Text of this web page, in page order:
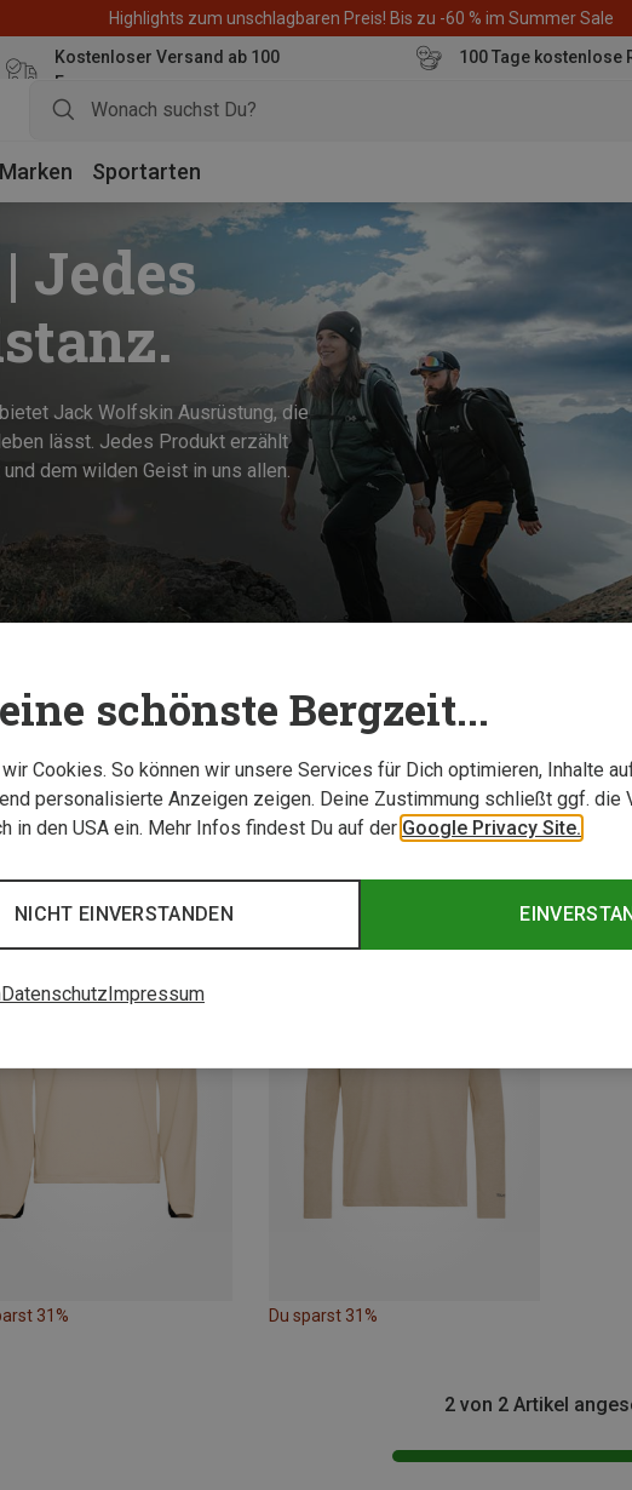
Highlights zum unschlagbaren Preis! Bis zu -60 % im Summer Sale
Kostenloser Versand ab 100
Euro
100 Tage kostenlose
Marken Sportarten
Jedes
Jack Wolfskin Ausrüstung, die
lässt. Jedes Produkt erzählt
dem wilden Geist in uns allen.
31% Du sparst 31%
2 von 2 Artikel
schönste Bergzeit...
Cookies. So können wir unsere Services für Dich optimieren, Inhalte
personalisierte Anzeigen zeigen. Deine Zustimmung schließt ggf. die
in den USA ein. Mehr Infos findest Du auf der Google Privacy Site.
NICHT EINVERSTANDEN
DatenschutzImpressum